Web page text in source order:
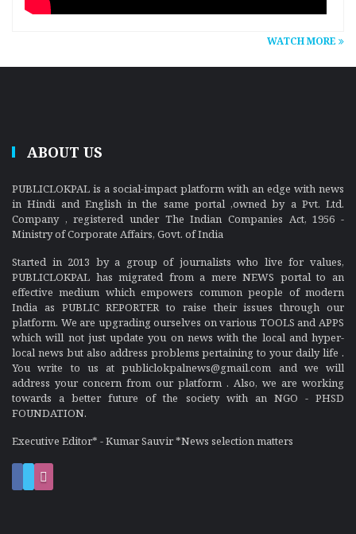
WATCH MORE
ABOUT US
PUBLICLOKPAL is a social-impact platform with an edge with news
in Hindi and English in the same portal ,owned by a Pvt. Ltd.
Company , registered under The Indian Companies Act, 1956 -
Ministry of Corporate Affairs, Govt. of India
Started in 2013 by a group of journalists who live for values,
PUBLICLOKPAL has migrated from a mere NEWS portal to an
effective medium which empowers common people of modern
India as PUBLIC REPORTER to raise their issues through our
platform. We are upgrading ourselves on various TOOLS and APPS
which will not just update you on news with the local and hyper-
local news but also address problems pertaining to your daily life .
You write to us at publiclokpalnews@gmail.com and we will
address your concern from our platform . Also, we are working
towards a better future of the society with an NGO - PHSD
FOUNDATION.
Executive Editor* - Kumar Sauvir *News selection matters